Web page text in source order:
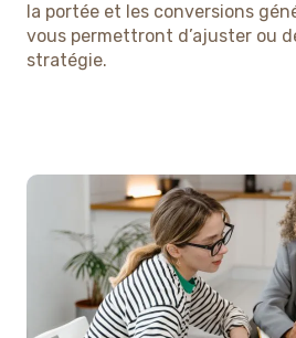
la portée et les conversions
vous permettront d’ajuster ou
stratégie.